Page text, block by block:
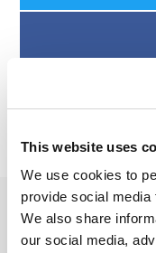
This website uses
We use cookies to
provide social
We also share
our social media,